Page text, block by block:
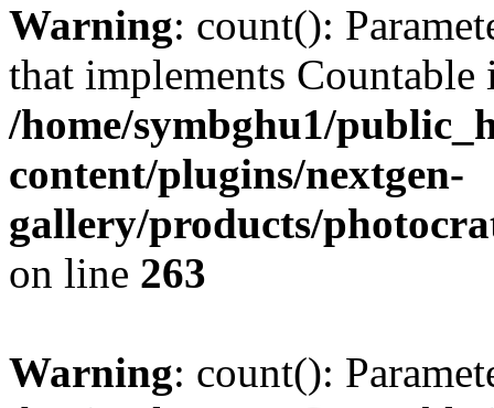
Warning: count():
that implements Countable
/home/symbghu1/
content/plugins/nextgen-
gallery/products/
on line 263
Warning: count():